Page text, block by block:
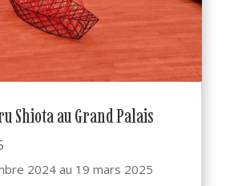
Shiota au Grand Palais
2024 au 19 mars 2025